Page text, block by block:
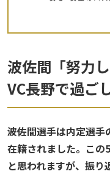
波佐間「努力
VC長野で過ご
――波佐間選手は内定選
在籍されました。この
と思われますが、振